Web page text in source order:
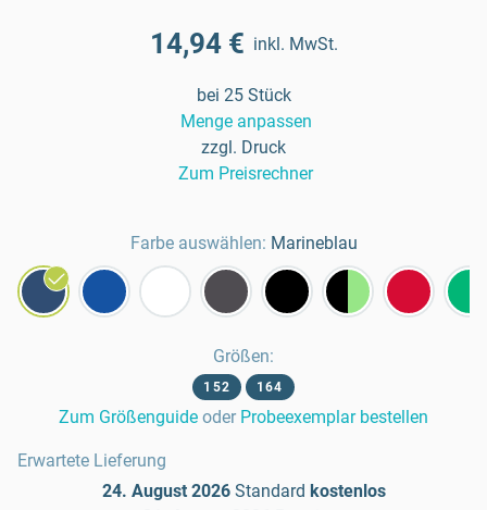
14,94 € inkl. MwSt.
bei 25 Stück
Menge anpassen
zzgl. Druck
Zum Preisrechner
Farbe auswählen: Marineblau
Größen:
152 164
Zum Größenguide oder Probeexemplar bestellen
Erwartete Lieferung
24. August 2026 Standard kostenlos